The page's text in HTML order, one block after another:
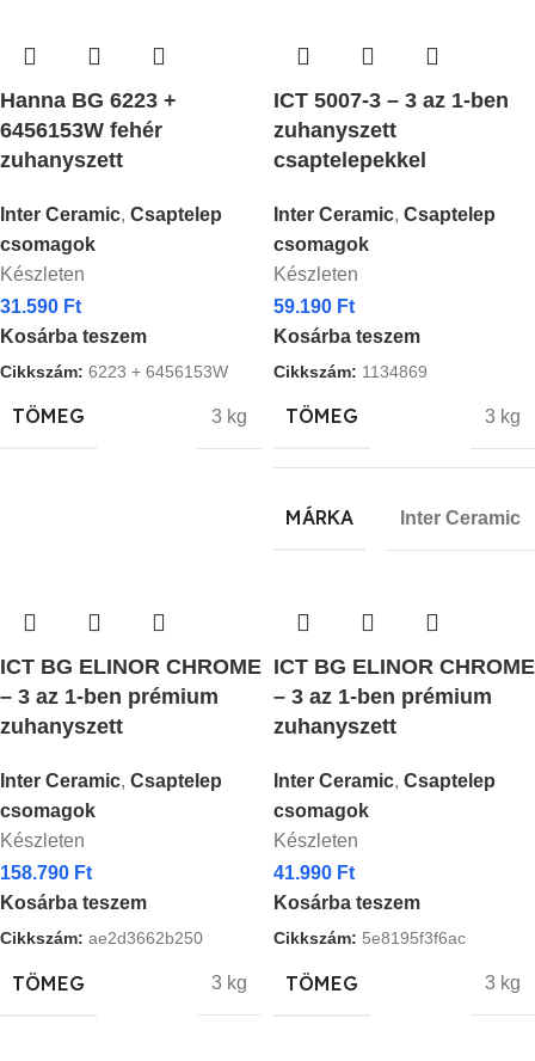
Hanna BG 6223 +
6456153W fehér
zuhanyszett
Inter Ceramic, Csaptelep
csomagok
Készleten
31.590 Ft
Kosárba teszem
Cikkszám: 6223 + 6456153W
TÖMEG 3 kg
ICT 5007-3 – 3 az 1-ben
zuhanyszett
csaptelepekkel
Inter Ceramic, Csaptelep
csomagok
Készleten
59.190 Ft
Kosárba teszem
Cikkszám: 1134869
TÖMEG 3 kg
MÁRKA Inter Ceramic
ICT BG ELINOR CHROME
– 3 az 1-ben prémium
zuhanyszett
Inter Ceramic, Csaptelep
csomagok
Készleten
158.790 Ft
Kosárba teszem
Cikkszám: ae2d3662b250
TÖMEG 3 kg
ICT BG ELINOR CHROME
– 3 az 1-ben prémium
zuhanyszett
Inter Ceramic, Csaptelep
csomagok
Készleten
41.990 Ft
Kosárba teszem
Cikkszám: 5e8195f3f6ac
TÖMEG 3 kg